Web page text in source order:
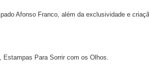
Afonso Franco, além da exclusividade e
Para Sorrir com os Olhos.